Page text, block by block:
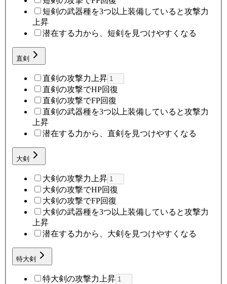
短剣の武器種を3つ以上装備していると攻撃力
上昇
潜在する力から、短剣を見つけやすくなる
直剣
直剣の攻撃力上昇
直剣の攻撃でHP回復
直剣の攻撃でFP回復
直剣の武器種を3つ以上装備していると攻撃力
上昇
潜在する力から、直剣を見つけやすくなる
大剣
大剣の攻撃力上昇
大剣の攻撃でHP回復
大剣の攻撃でFP回復
大剣の武器種を3つ以上装備していると攻撃力
上昇
潜在する力から、大剣を見つけやすくなる
特大剣
特大剣の攻撃力上昇